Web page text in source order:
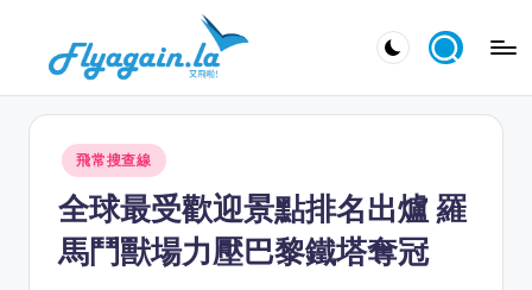
飛
Posted
in
飛常搜查線
全球最受歡迎景點排名出爐 羅
馬鬥獸場力壓巴黎鐵塔奪冠